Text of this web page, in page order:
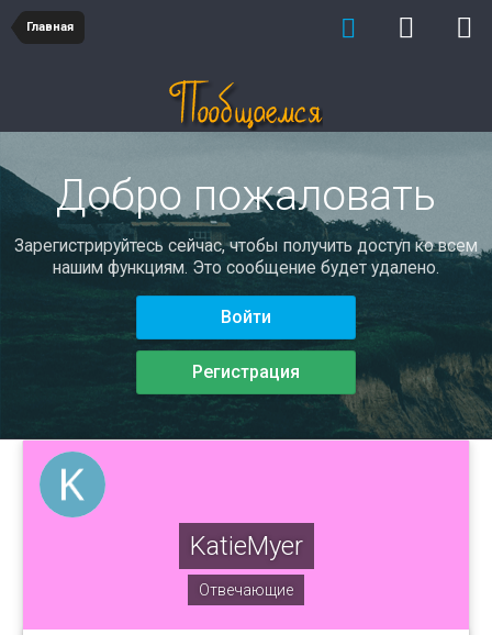
Главная
Добро пожаловать
Зарегистрируйтесь сейчас, чтобы получить доступ ко всем
нашим функциям. Это сообщение будет удалено.
Войти
Регистрация
KatieMyer
Отвечающие